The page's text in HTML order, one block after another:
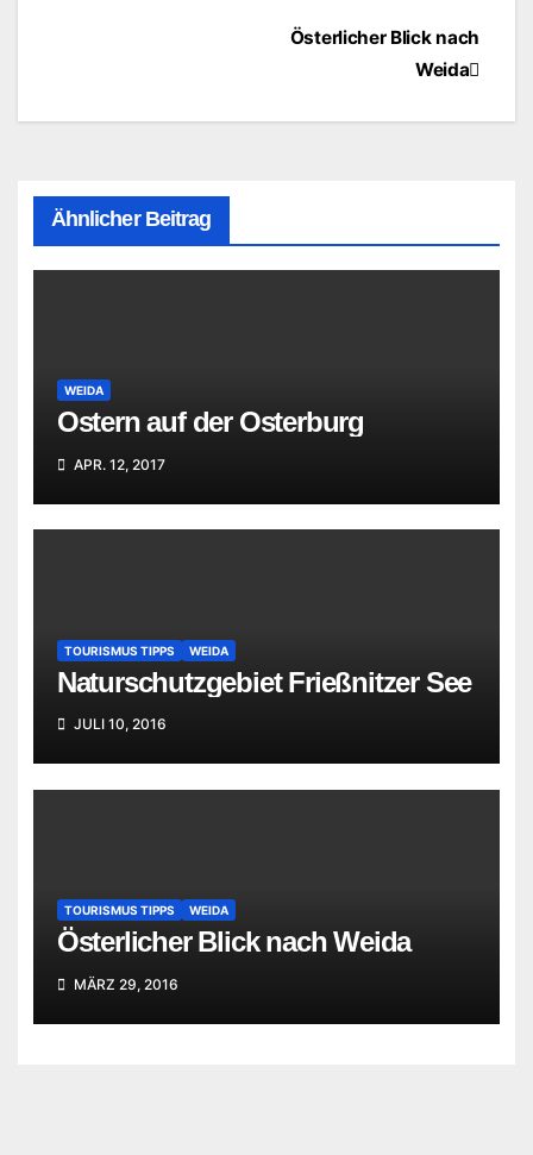
BeitragsnavigationÖsterlicher Blick nach
Weida
Ähnlicher Beitrag
WEIDA
Ostern auf der Osterburg
APR. 12, 2017
TOURISMUS TIPPS WEIDA
Naturschutzgebiet Frießnitzer See
JULI 10, 2016
TOURISMUS TIPPS WEIDA
Österlicher Blick nach Weida
MÄRZ 29, 2016